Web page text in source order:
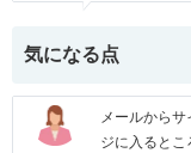
気になる点
メールから
ジに入るとこ